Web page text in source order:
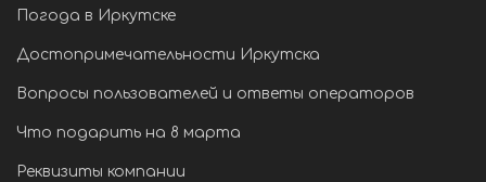
Погода в Иркутске
Достопримечательности Иркутска
Вопросы пользователей и ответы операторов
Что подарить на 8 марта
Реквизиты компании